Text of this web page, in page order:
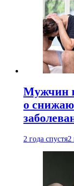
Мужчин
о
2 года спустя2